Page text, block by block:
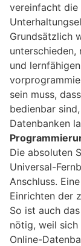
vereinfacht die
Grundsätzlich
und
sein muss,
bedienbar
Datenbanken
Die absoluten
Universal-
Anschluss.
Einrichten der
So ist auch
nötig, weil sich
Online-